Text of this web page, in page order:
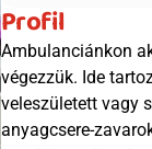
Profil
Ambulanciánkon
végezzük. Ide
veleszületett vagy
anyagcsere-